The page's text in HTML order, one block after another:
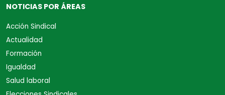
NOTICIAS POR ÁREAS
Acción Sindical
Actualidad
Formación
Igualdad
Salud laboral